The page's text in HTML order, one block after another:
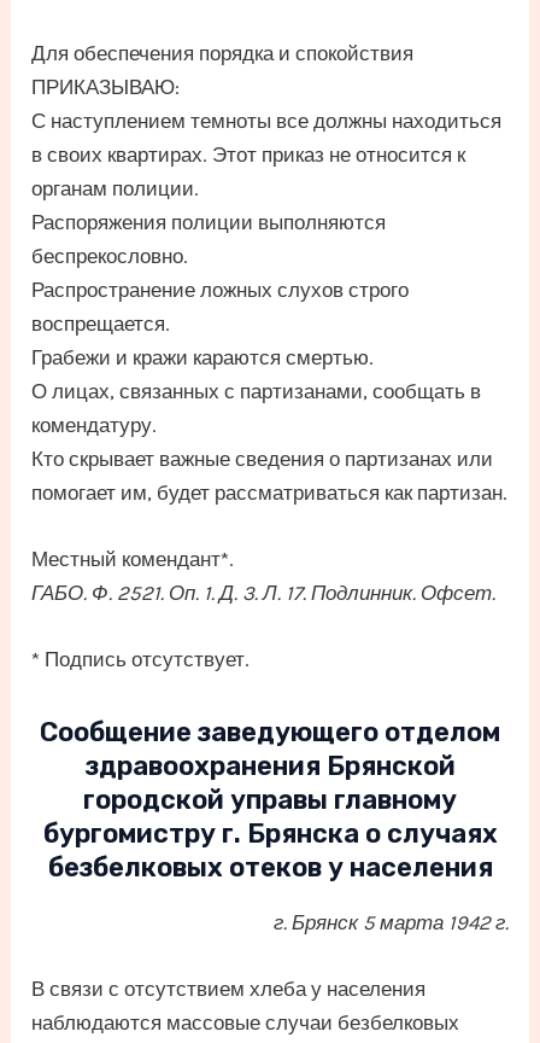
Для обеспечения порядка и спокойствия
ПРИКАЗЫВАЮ:
С наступлением темноты все должны находиться
в своих квартирах. Этот приказ не относится к
органам полиции.
Распоряжения полиции выполняются
беспрекословно.
Распространение ложных слухов строго
воспрещается.
Грабежи и кражи караются смертью.
О лицах, связанных с партизанами, сообщать в
комендатуру.
Кто скрывает важные сведения о партизанах или
помогает им, будет рассматриваться как партизан.
Местный комендант*.
ГАБО. Ф. 2521. Оп. 1. Д. 3. Л. 17. Подлинник. Офсет.
* Подпись отсутствует.
Сообщение заведующего отделом
здравоохранения Брянской
городской управы главному
бургомистру г. Брянска о случаях
безбелковых отеков у населения
г. Брянск 5 марта 1942 г.
В связи с отсутствием хлеба у населения
наблюдаются массовые случаи безбелковых